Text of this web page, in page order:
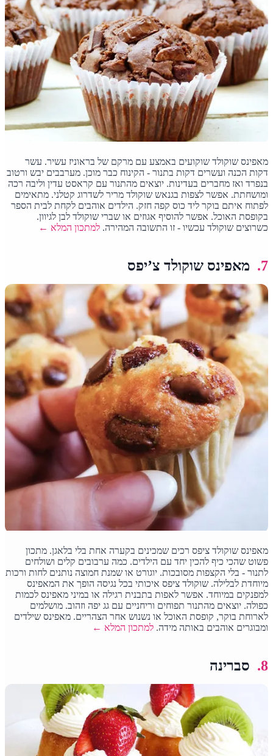
מאפינס שוקולד שוקועים באמצע עם מרקם של בראוניז עשיר. עשר
דקות הכנה ועשרים דקות בתנור - הקינוח כבר מוכן. מערבבים יבש ורטוב
בנפרד ואז מחברים בעדינות. יוצאים מהתנור עם קראסט עדין וליבה רכה
ומושחתת. אפשר לצפות בגנאש שוקולד מריר לשדרוג קטלני. מתאימים
לפתוח איתם בוקר ליד כוס קפה חזק. הילדים אוהבים לקחת לבית הספר
בקופסת האוכל. אפשר להוסיף אגוזים או שברי שוקולד לבן לגיוון.
כשרוצים שוקולד עכשיו - זו התשובה המהירה.למתכון המלא ←
7. מאפינס שוקולד צ’יפס
מאפינס שוקולד ציפס רכים שמכינים בקערה אחת בלי בלאגן. מתכון
פשוט שהכי כיף להכין יחד עם הילדים. כמה ערבובים קלים ושולחים
לתנור - בלי הקצפות מסובכות. יוגורט או שמנת חמוצה נותנים לחות ורכות
מיוחדת לבלילה. שוקולד ציפס איכותי בכל נגיסה הופך את המאפינס
למפנקים במיוחד. אפשר לאפות בתבנית רגילה או במיני מאפינס לכמות
כפולה. יוצאים מהתנור תפוחים וריחניים עם גג יפה וזהוב. מושלמים
לארוחת בוקר, קופסת האוכל או נשנוש אחר הצהריים. מאפינס שילדים
ומבוגרים אוהבים באותה מידה.למתכון המלא ←
8. סברינה